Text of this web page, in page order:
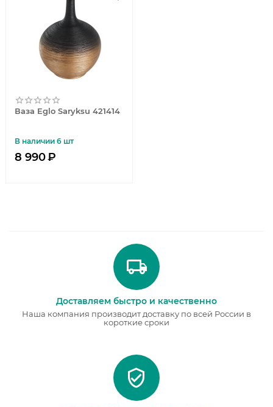
Ваза Eglo Saryksu 421414
В наличии 6 шт
8 990₽
Доставляем быстро и качественно
Наша компания производит доставку по всей России в
короткие сроки